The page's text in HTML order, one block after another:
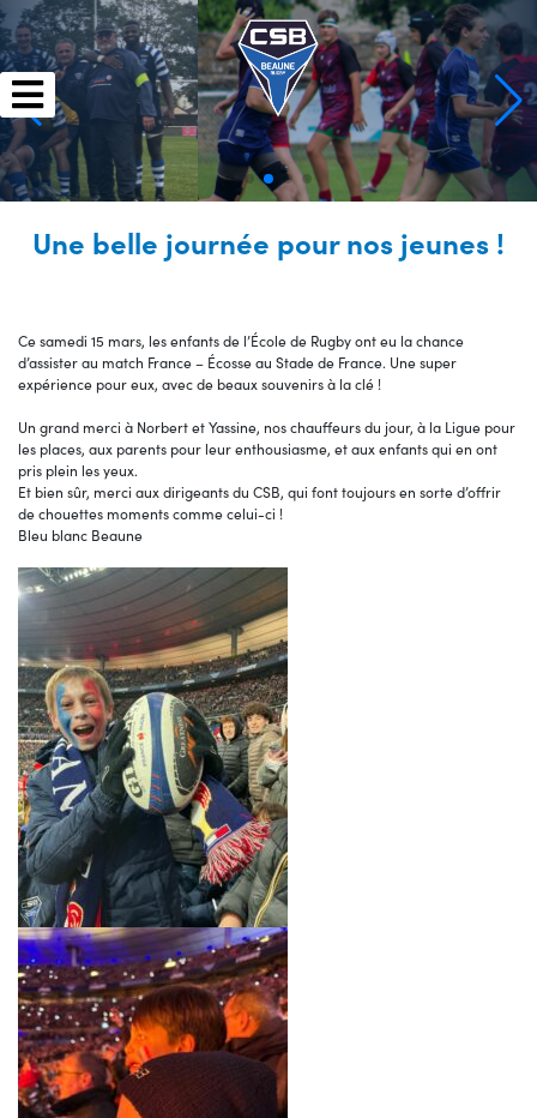
Skip
to
content
Une belle journée pour nos jeunes !
Ce samedi 15 mars, les enfants de l’École de Rugby ont eu la chance
d’assister au match France – Écosse au Stade de France. Une super
expérience pour eux, avec de beaux souvenirs à la clé !
Un grand merci à Norbert et Yassine, nos chauffeurs du jour, à la Ligue pour
les places, aux parents pour leur enthousiasme, et aux enfants qui en ont
pris plein les yeux.
Et bien sûr, merci aux dirigeants du CSB, qui font toujours en sorte d’offrir
de chouettes moments comme celui-ci !
Bleu blanc Beaune